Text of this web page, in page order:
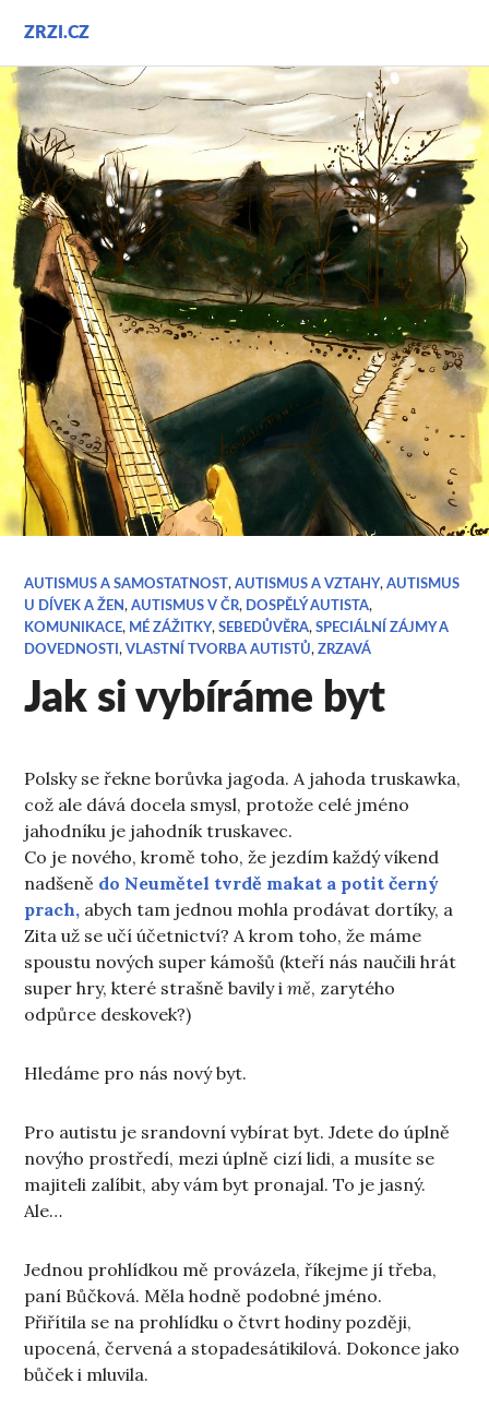
obsahu
webu
ZRZI.CZ
AUTISMUS A SAMOSTATNOST,AUTISMUS A VZTAHY,AUTISMUS
U DÍVEK A ŽEN,AUTISMUS V ČR, DOSPĚLÝ AUTISTA,
KOMUNIKACE, MÉ ZÁŽITKY,SEBEDŮVĚRA,SPECIÁLNÍ ZÁJMY A
DOVEDNOSTI,VLASTNÍ TVORBA AUTISTŮ,ZRZAVÁ
Jak si vybíráme byt
Polsky se řekne borůvka jagoda. A jahoda truskawka,
což ale dává docela smysl, protože celé jméno
jahodníku je jahodník truskavec.
Co je nového, kromě toho, že jezdím každý víkend
nadšeně do Neumětel tvrdě makat a potit černý
prach, abych tam jednou mohla prodávat dortíky, a
Zita už se učí účetnictví? A krom toho, že máme
spoustu nových super kámošů (kteří nás naučili hrát
super hry, které strašně bavily imě, zarytého
odpůrce deskovek?)
Hledáme pro nás nový byt.
Pro autistu je srandovní vybírat byt. Jdete do úplně
novýho prostředí, mezi úplně cizí lidi, a musíte se
majiteli zalíbit, aby vám byt pronajal. To je jasný.
Ale…
Jednou prohlídkou mě provázela, říkejme jí třeba,
paní Bůčková. Měla hodně podobné jméno.
Přiřítila se na prohlídku o čtvrt hodiny později,
upocená, červená a stopadesátikilová. Dokonce jako
bůček i mluvila.